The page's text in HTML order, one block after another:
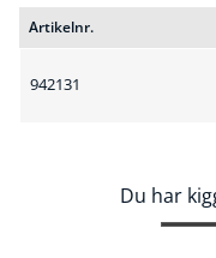
Artikelnr.
942131
Du har